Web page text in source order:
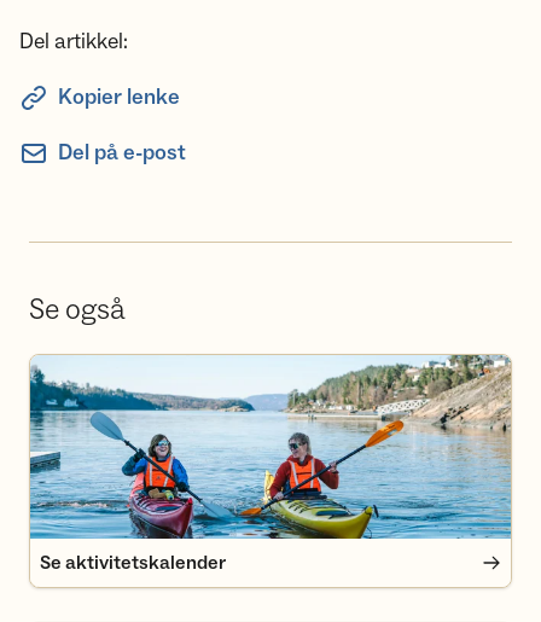
Del artikkel:
Kopier lenke
Del på e-post
Se også
Se aktivitetskalender
Se aktivitetskalender